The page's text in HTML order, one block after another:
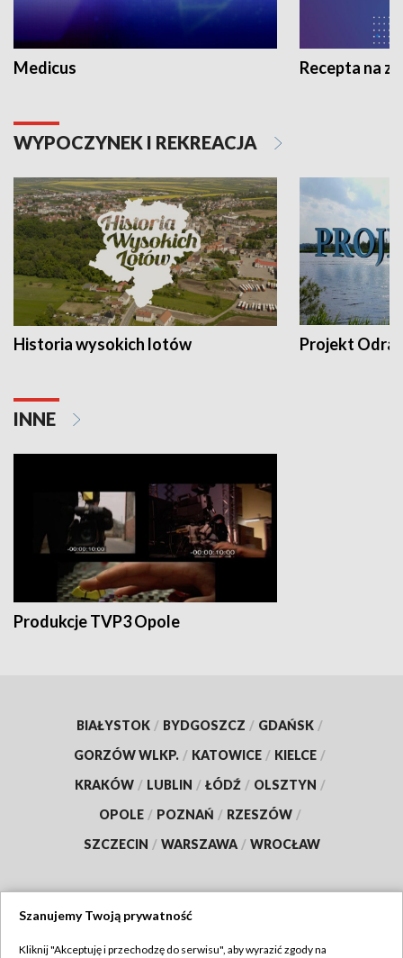
Medicus Recepta na
WYPOCZYNEK I REKREACJA
Historia wysokich lotów Projekt Odra
INNE
Produkcje TVP3 Opole
BIAŁYSTOK / BYDGOSZCZ / GDAŃSK /
GORZÓW WLKP. / KATOWICE / KIELCE /
KRAKÓW / LUBLIN / ŁÓDŹ / OLSZTYN /
OPOLE / POZNAŃ / RZESZÓW /
SZCZECIN / WARSZAWA / WROCŁAW
Szanujemy Twoją prywatność
Kliknij "Akceptuję i przechodzę do serwisu", aby wyrazić zgody na